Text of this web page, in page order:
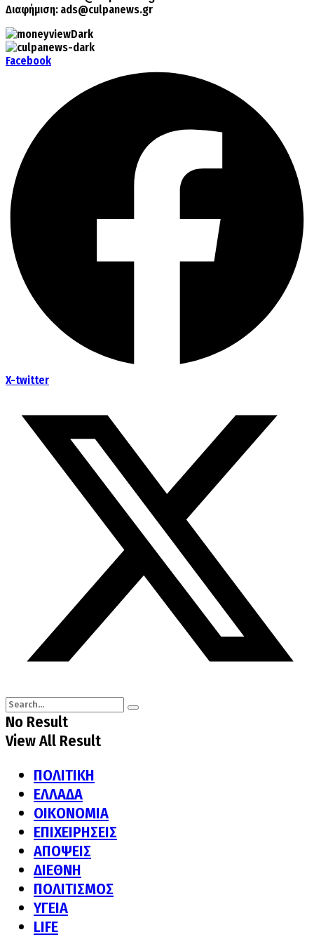
Διαφήμιση: ads@culpanews.gr
Facebook
X-twitter
No Result
View All Result
ΠΟΛΙΤΙΚΗ
ΕΛΛΑΔΑ
ΟΙΚΟΝΟΜΙΑ
ΕΠΙΧΕΙΡΗΣΕΙΣ
ΑΠΟΨΕΙΣ
ΔΙΕΘΝΗ
ΠΟΛΙΤΙΣΜΟΣ
ΥΓΕΙΑ
LIFE